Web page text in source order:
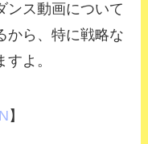
ンス動画について
から、特に戦略な
よ。
】